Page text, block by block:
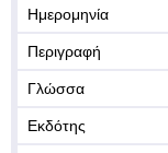
Ημερομηνία
Περιγραφή
Γλώσσα
Εκδότης